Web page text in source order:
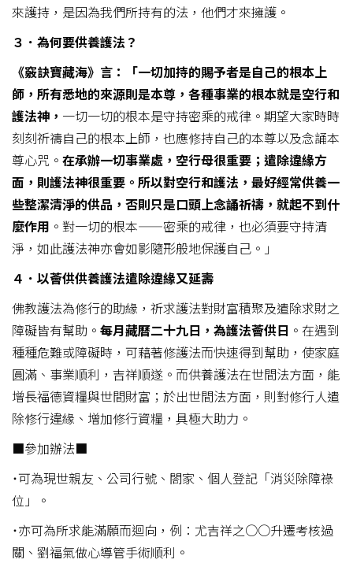
來護持，是因為我們所持有的法，他們才來擁護。
３．為何要供養護法？
《竅訣寶藏海》言：「一切加持的賜予者是自己的根本上
師，所有悉地的來源則是本尊，各種事業的根本就是空行和
護法神， 一切一切的根本是守持密乘的戒律。期望大家時時
刻刻祈禱自己的根本上師，也應修持自己的本尊以及念誦本
尊心咒。 在承辦一切事業處，空行母很重要；遣除違緣方
面，則護法神很重要。所以對空行和護法，最好經常供養一
些整潔清淨的供品，否則只是口頭上念誦祈禱，就起不到什
麼作用 。對一切的根本——密乘的戒律，也必須要守持清
淨，如此護法神亦會如影隨形般地保護自己。」
４．以薈供供養護法遣除違緣又延壽
佛教護法為修行的助緣，祈求護法對財富積聚及遣除求財之
障礙皆有幫助。 每月藏曆二十九日，為護法薈供日 。在遇到
種種危難或障礙時，可藉著修護法而快速得到幫助，使家庭
圓滿、事業順利，吉祥順遂。而供養護法在世間法方面，能
增長福德資糧與世間財富；於出世間法方面，則對修行人遣
除修行違緣、增加修行資糧，具極大助力。
■參加辦法■
˙可為現世親友、公司行號、閤家、個人登記「消災除障祿
位」。
˙亦可為所求能滿願而迴向，例：尤吉祥之○○升遷考核過
關、劉福氣做心導管手術順利。